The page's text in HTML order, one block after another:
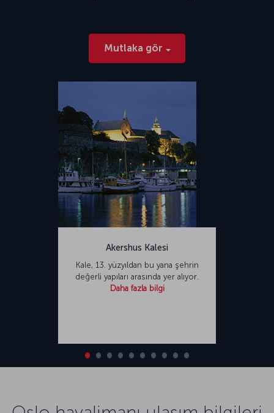
Mutlaka gör
Akershus Kalesi
Kale, 13. yüzyıldan bu yana şehrin
değerli yapıları arasında yer alıyor.
Daha fazla bilgi